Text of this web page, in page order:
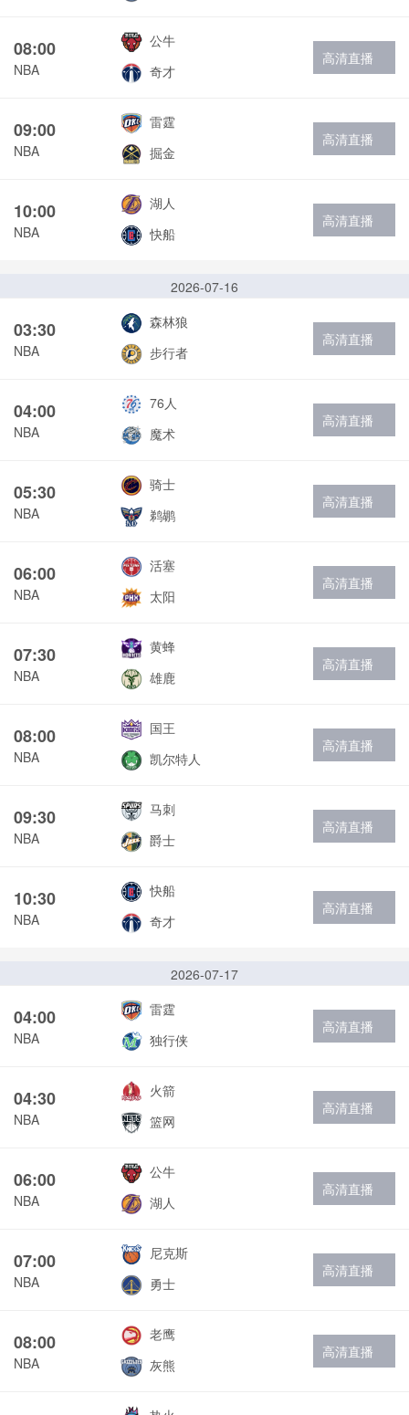
08:00
NBA
公牛
奇才
高清直播
09:00
NBA
雷霆
掘金
高清直播
10:00
NBA
湖人
快船
高清直播
2026-07-16
03:30
NBA
森林狼
步行者
高清直播
04:00
NBA
76人
魔术
高清直播
05:30
NBA
骑士
鹈鹕
高清直播
06:00
NBA
活塞
太阳
高清直播
07:30
NBA
黄蜂
雄鹿
高清直播
08:00
NBA
国王
凯尔特人
高清直播
09:30
NBA
马刺
爵士
高清直播
10:30
NBA
快船
奇才
高清直播
2026-07-17
04:00
NBA
雷霆
独行侠
高清直播
04:30
NBA
火箭
篮网
高清直播
06:00
NBA
公牛
湖人
高清直播
07:00
NBA
尼克斯
勇士
高清直播
08:00
NBA
老鹰
灰熊
高清直播